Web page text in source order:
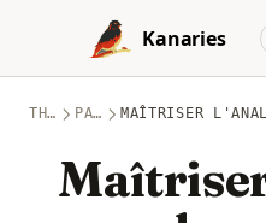
Skip to content
Kanaries
THÈMES PANDAS MAÎTRISER